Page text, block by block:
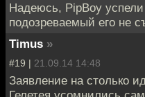
Надеюсь, PipBoy успели
подозреваемый его не
Timus »
#19 | 21.09.14 14:48
Заявление на столько